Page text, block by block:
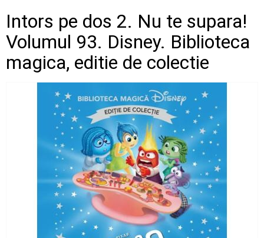
Intors pe dos 2. Nu te supara!
Volumul 93. Disney. Biblioteca
magica, editie de colectie